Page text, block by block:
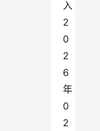
入
2
0
2
6
年
0
2